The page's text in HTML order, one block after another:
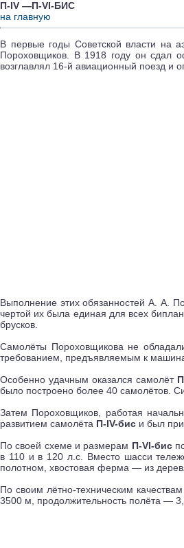
П-IV —П-VI-БИС
на главную
В первые годы Советской власти на
Пороховщиков. В 1918 году он сдал
возглавлял 16-й авиационный поезд и
Выполнение этих обязанностей А. А.
чертой их была единая для всех
брусков.
Самолёты Пороховщикова не
требованием, предъявляемым к
Особенно удачным оказался самолёт
было построено более 40 самолётов.
Затем Пороховщиков, работая
развитием самолёта П-IV-бис и был
По своей схеме и размерам П-VI-бис
в 110 и в 120 л.с. Вместо шасси
полотном, хвостовая ферма — из
По своим лётно-техническим качествам
3500 м, продолжительность полёта —